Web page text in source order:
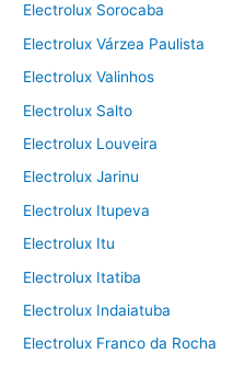
Electrolux Sorocaba
Electrolux Várzea Paulista
Electrolux Valinhos
Electrolux Salto
Electrolux Louveira
Electrolux Jarinu
Electrolux Itupeva
Electrolux Itu
Electrolux Itatiba
Electrolux Indaiatuba
Electrolux Franco da Rocha